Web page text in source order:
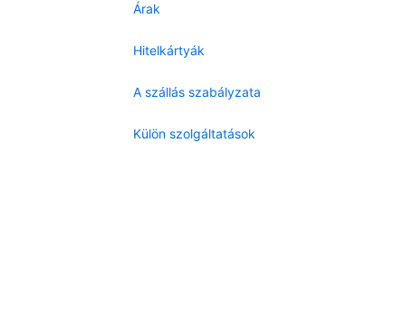
Árak
Hitelkártyák
A szállás szabályzata
Külön szolgáltatások